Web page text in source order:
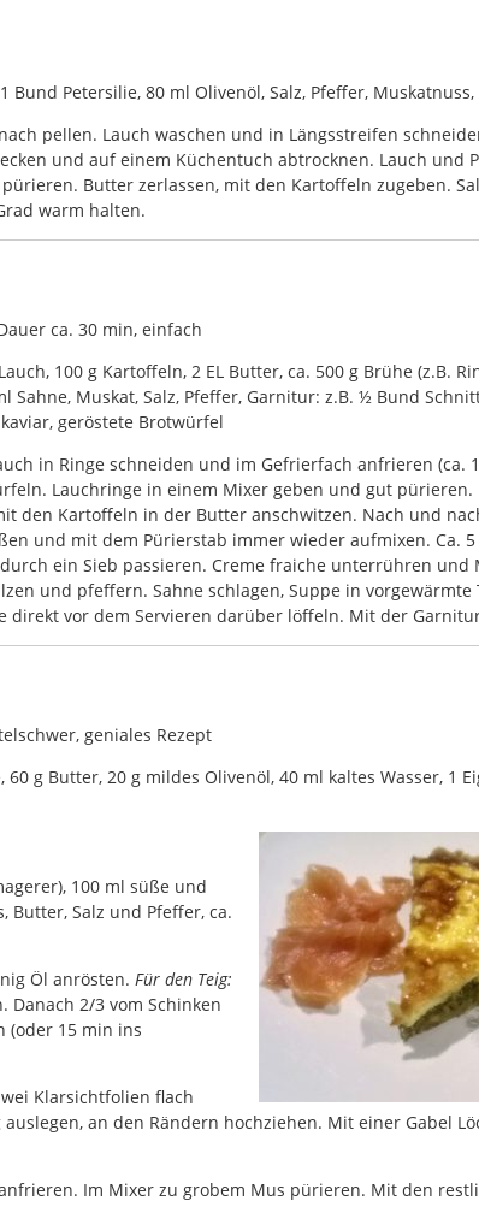
Bund Petersilie, 80 ml Olivenöl, Salz, Pfeffer,
pellen. Lauch waschen und in Längsstreifen
und auf einem Küchentuch abtrocknen. Lauch und
Butter zerlassen, mit den Kartoffeln zugeben.
warm halten.
ca. 30 min, einfach
100 g Kartoffeln, 2 EL Butter, ca. 500 g Brühe (z.B.
Sahne, Muskat, Salz, Pfeffer, Garnitur: z.B. ½ Bund
geröstete Brotwürfel
in Ringe schneiden und im Gefrierfach anfrieren (ca.
Lauchringe in einem Mixer geben und gut pürieren.
den Kartoffeln in der Butter anschwitzen. Nach und
und mit dem Pürierstab immer wieder aufmixen. Ca.
ein Sieb passieren. Creme fraiche unterrühren und
und pfeffern. Sahne schlagen, Suppe in
direkt vor dem Servieren darüber löffeln. Mit der
geniales Rezept
g Butter, 20 g mildes Olivenöl, 40 ml kaltes Wasser, 1
100 ml süße und
Butter, Salz und Pfeffer, ca.
Öl anrösten. Für den Teig:
Danach 2/3 vom Schinken
(oder 15 min ins
Klarsichtfolien flach
an den Rändern hochziehen. Mit einer Gabel
Im Mixer zu grobem Mus pürieren. Mit den